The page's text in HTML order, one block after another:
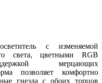
с изменяемой
света, цветными RGB
мерцающих
позволяет комфортно
гнезда с обоих торцов